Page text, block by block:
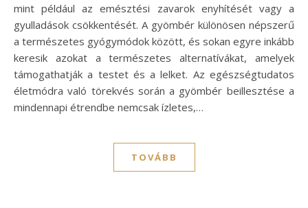
mint például az emésztési zavarok enyhítését vagy a
gyulladások csökkentését. A gyömbér különösen népszerű
a természetes gyógymódok között, és sokan egyre inkább
keresik azokat a természetes alternatívákat, amelyek
támogathatják a testet és a lelket. Az egészségtudatos
életmódra való törekvés során a gyömbér beillesztése a
mindennapi étrendbe nemcsak ízletes,…
TOVÁBB